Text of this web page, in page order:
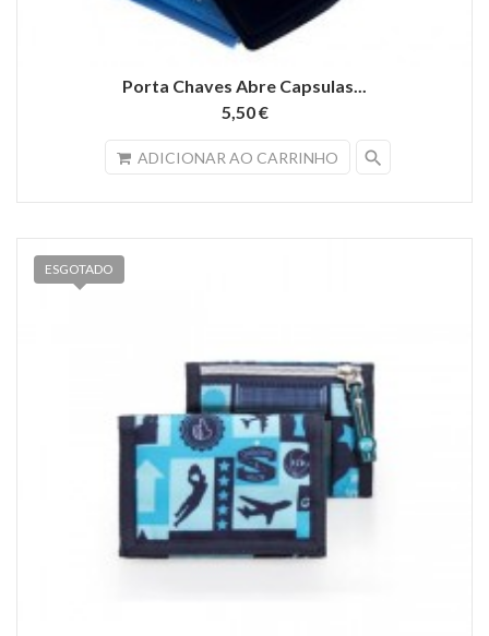
Porta Chaves Abre Capsulas...
5,50 €
ADICIONAR AO CARRINHO search
ESGOTADO